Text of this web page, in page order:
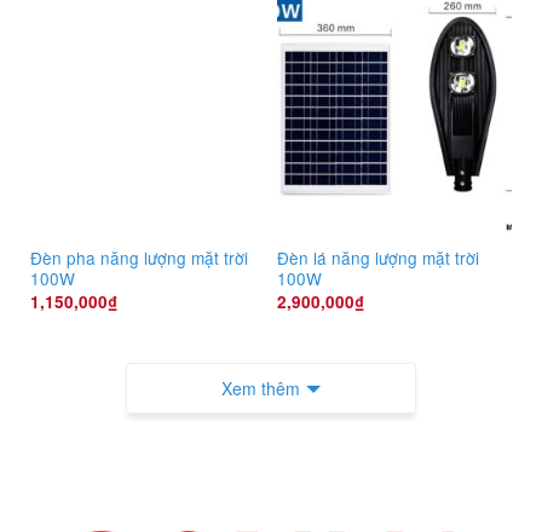
Đèn pha năng lượng mặt trời
100W
1,150,000₫
Đèn lá năng lượng mặt trời
100W
2,900,000₫
Xem thêm